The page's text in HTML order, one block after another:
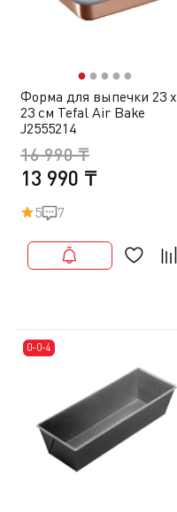
●● ● ● ●
Форма для выпечки 23 х
23 см Tefal Air Bake
J2555214
13 990 ₸
16 990 ₸
5 7
0-0-4